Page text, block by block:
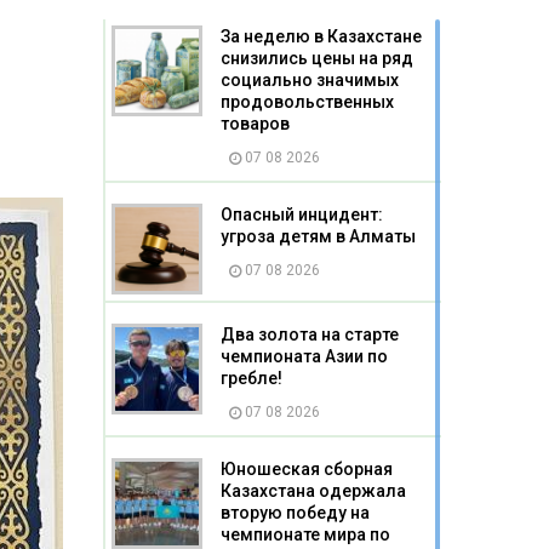
За неделю в Казахстане
снизились цены на ряд
социально значимых
продовольственных
товаров
07 08 2026
Опасный инцидент:
угроза детям в Алматы
07 08 2026
Два золота на старте
чемпионата Азии по
гребле!
07 08 2026
Юношеская сборная
Казахстана одержала
вторую победу на
чемпионате мира по